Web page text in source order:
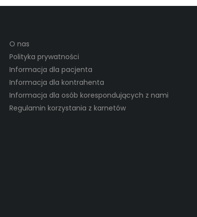
O nas
Polityka prywatności
Informacja dla pacjenta
Informacja dla kontrahenta
Informacja dla osób korespondujących z nami
Regulamin korzystania z karnetów